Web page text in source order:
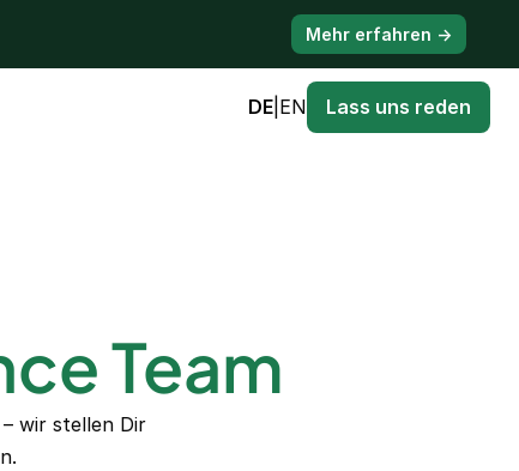
Mehr erfahren →
DE EN Lass uns reden
Team
wir stellen Dir